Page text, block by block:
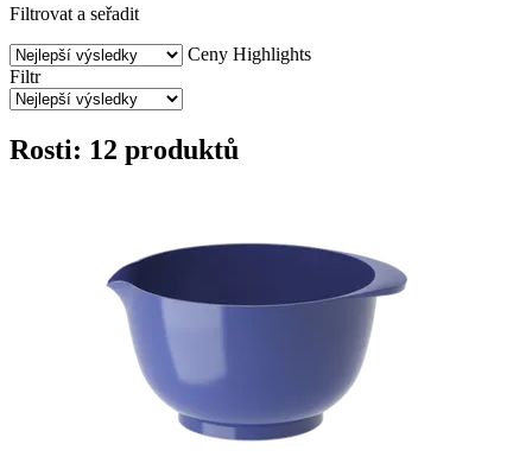
Filtrovat a seřadit
Ceny Highlights
Filtr
Rosti: 12 produktů